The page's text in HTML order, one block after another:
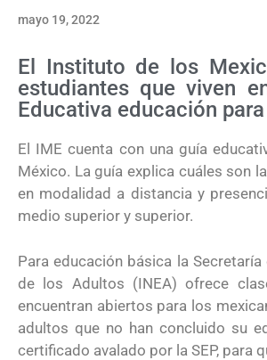
mayo 19, 2022
El Instituto de los
estudiantes que viven
Educativa educación
El IME cuenta con una guía
México. La guía explica cuáles son
en modalidad a distancia y
medio superior y superior.
Para educación básica la
de los Adultos (INEA) ofrece
encuentran abiertos para los
adultos que no han concluido su
certificado avalado por la SEP, para